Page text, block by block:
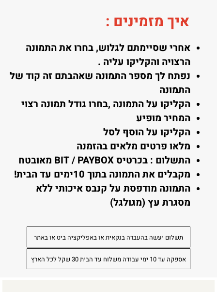
איך מזמינים :
אחרי שסיימתם לגלוש, בחרו את התמונה
הרצויה והקליקו עליה .
נפתח לך מספר התמונה שאהבתם זה קוד של
התמונה
הקליקו על התמונה ,בחרו גודל תמונה רצוי
המחיר מופיע
הקליקו על הוסף לסל
מלאו פרטים מלאים בהזמנה
התשלום : בכרטיס BIT / PAYBOX מאובטח
מקבלים את התמונה בתוך 10ימים עד הבית!
התמונה מודפסת על קנבס איכותי ללא
מסגרת עץ (מגולגל)
תשלום יעשה בהעברה בנקאית או באפליקציה ביט או באתר
אספקה עד 10 ימי עבודה משלוח עד הבית 30 שקל לכל הארץ